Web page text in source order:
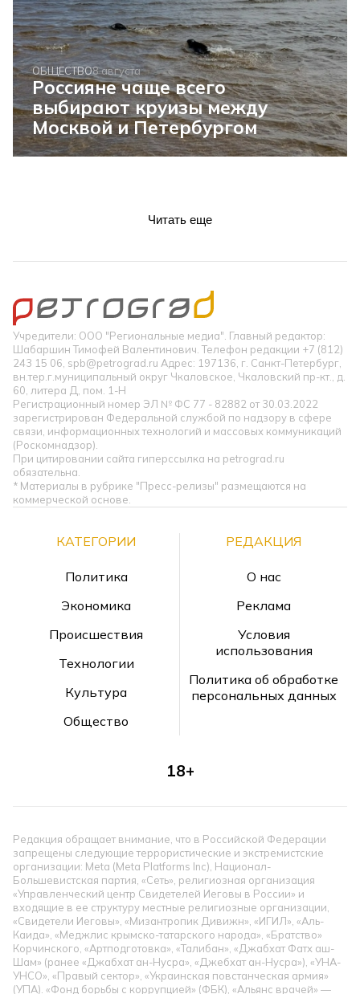
ОБЩЕСТВО8 августа
Россияне чаще всего
выбирают круизы между
Москвой и Петербургом
Читать еще
Учредители: ООО "Региональные медиа". Главный редактор:
Шабаршин Тимофей Валентинович. Телефон редакции +7 (812)
243 15 06, spb@petrograd.ru Адрес: 197136, г. Санкт-Петербург,
вн.тер.г.муниципальный округ Чкаловское, Чкаловский пр-кт., д.
60, литера Д, пом. 1-Н
Регистрационный номер ЭЛ № ФС 77 - 82882 от 30.03.2022
зарегистрирован Федеральной службой по надзору в сфере
связи, информационных технологий и массовых коммуникаций
(Роскомнадзор).
При цитировании сайта гиперссылка на petrograd.ru
обязательна.
* Материалы в рубрике "Пресс-релизы" размещаются на
коммерческой основе.
КАТЕГОРИИ
Политика
Экономика
Происшествия
Технологии
Культура
Общество
РЕДАКЦИЯ
О нас
Реклама
Условия
использования
Политика об обработке
персональных данных
18+
Редакция обращает внимание, что в Российской Федерации
запрещены следующие террористические и экстремистские
организации: Meta (Meta Platforms Inc), Национал-
Большевистская партия, «Сеть», религиозная организация
«Управленческий центр Свидетелей Иеговы в России» и
входящие в ее структуру местные религиозные организации,
«Свидетели Иеговы», «Мизантропик Дивижн», «ИГИЛ», «Аль-
Каида», «Меджлис крымско-татарского народа», «Братство»
Корчинского, «Артподготовка», «Талибан», «Джабхат Фатх аш-
Шам» (ранее «Джабхат ан-Нусра», «Джебхат ан-Нусра»), «УНА-
УНСО», «Правый сектор», «Украинская повстанческая армия»
(УПА). «Фонд борьбы с коррупцией» (ФБК), «Альянс врачей» —